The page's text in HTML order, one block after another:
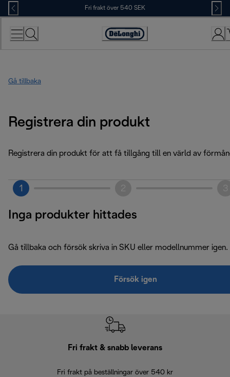
Skip
to
Content
Fri frakt över 540 SEK
Accessibility
Gå tillbaka
Registrera din produkt
Registrera din produkt för att få tillgång till en värld av
1
Inga produkter hittades
Gå tillbaka och försök skriva in SKU eller modellnummer igen.
Försök igen
Fri frakt & snabb leverans
Fri frakt på beställningar över 540 kr